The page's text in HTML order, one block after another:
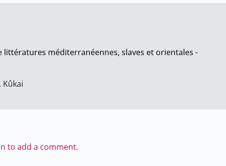
méditerranéennes, slaves et orientales -
to add a comment.